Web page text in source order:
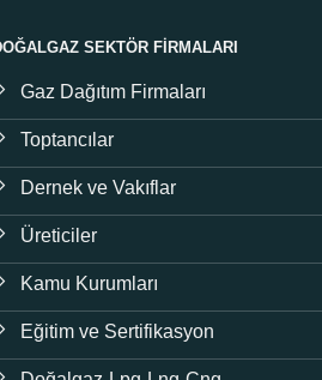
SEKTÖR FIRMALARI
Gaz Dağıtım Firmaları
Toptancılar
Dernek ve Vakıflar
Üreticiler
Kamu Kurumları
Eğitim ve Sertifikasyon